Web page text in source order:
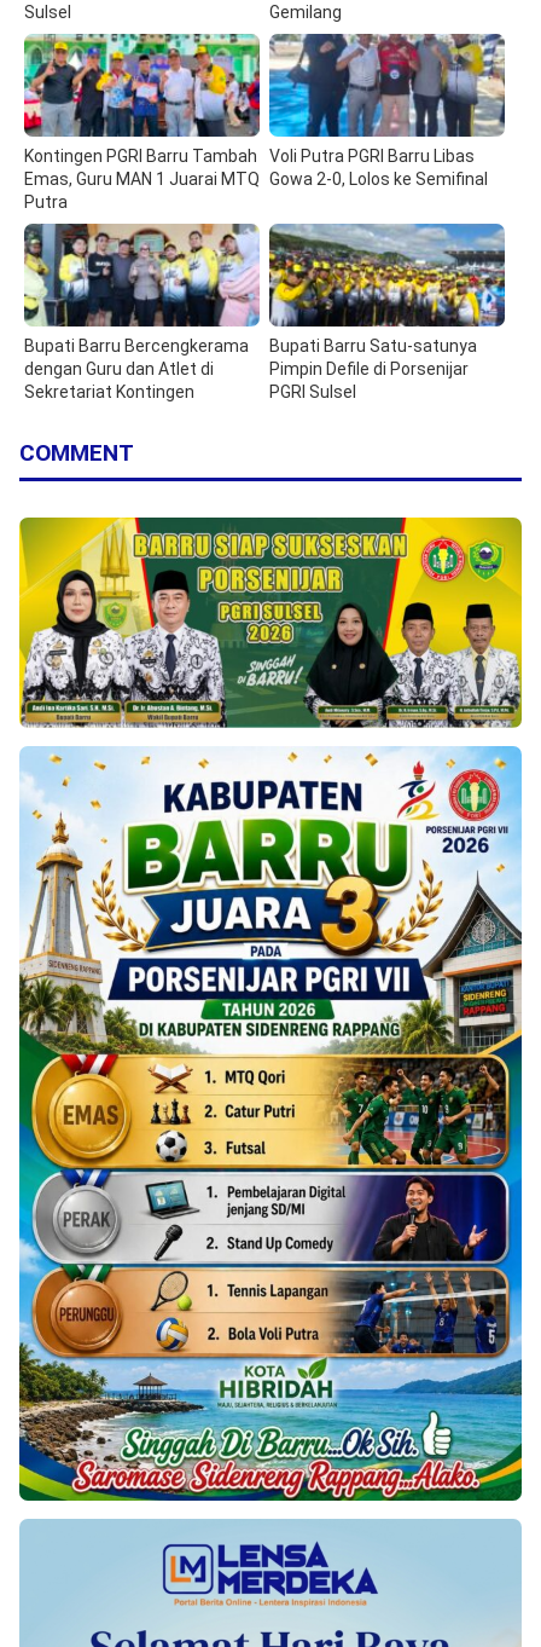
Sulsel
Gemilang
Kontingen PGRI Barru Tambah
Emas, Guru MAN 1 Juarai MTQ
Putra
Voli Putra PGRI Barru Libas
Gowa 2-0, Lolos ke Semifinal
Bupati Barru Bercengkerama
dengan Guru dan Atlet di
Sekretariat Kontingen
Bupati Barru Satu-satunya
Pimpin Defile di Porsenijar
PGRI Sulsel
COMMENT